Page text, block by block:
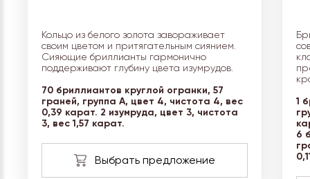
Кольцо из белого золота завораживает
своим цветом и притягательным сиянием.
Сияющие бриллианты гармонично
поддерживают глубину цвета изумрудов.
70 бриллиантов круглой огранки, 57
граней, группа А, цвет 4, чистота 4, вес
0,39 карат. 2 изумруда, цвет 3, чистота
3, вес 1,57 карат.
1
6